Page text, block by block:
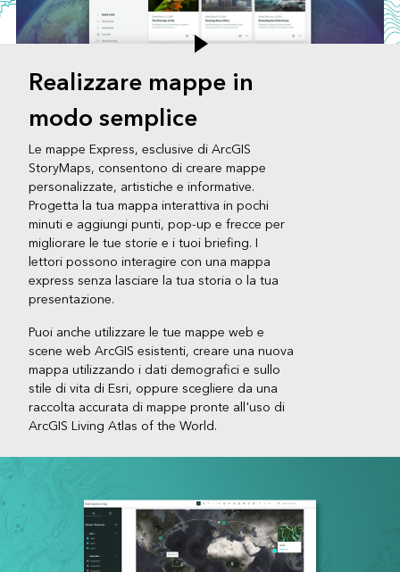
Realizzare mappe in
modo semplice
Le mappe Express, esclusive di ArcGIS
StoryMaps, consentono di creare mappe
personalizzate, artistiche e informative.
Progetta la tua mappa interattiva in pochi
minuti e aggiungi punti, pop-up e frecce per
migliorare le tue storie e i tuoi briefing. I
lettori possono interagire con una mappa
express senza lasciare la tua storia o la tua
presentazione.
Puoi anche utilizzare le tue mappe web e
scene web ArcGIS esistenti, creare una nuova
mappa utilizzando i dati demografici e sullo
stile di vita di Esri, oppure scegliere da una
raccolta accurata di mappe pronte all'uso di
ArcGIS Living Atlas of the World.